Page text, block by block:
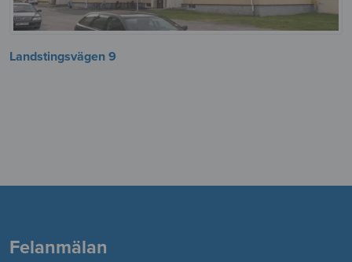
Landstingsvägen 9
Felanmälan